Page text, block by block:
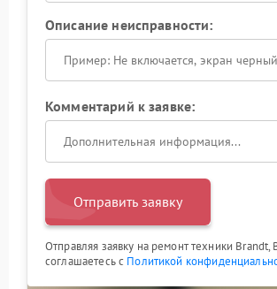
Описание неисправности:
Комментарий к заявке:
Отправить заявку
Отправляя заявку на ремонт техники Brandt,
соглашаетесь с Политикой